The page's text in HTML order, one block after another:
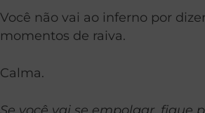
Você não vai ao inferno por
momentos de raiva.
Calma.
Se você vai se empolgar, fique